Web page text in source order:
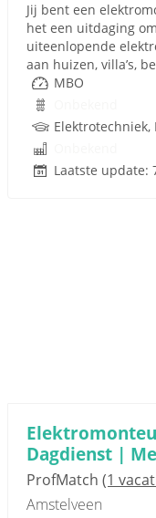
Jij bent een
het een uitdaging
uiteenlopende
aan huizen, villa’s,
MBO
Laatste update:
Dagdienst |
ProfMatch (1
Amstelveen